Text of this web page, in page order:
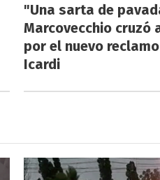
"Una sarta de
Marcovecchio cruzó
por el nuevo
Icardi